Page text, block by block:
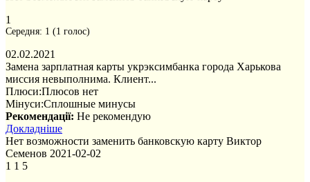
1
Середня: 1 (1 голос)
02.02.2021
Замена зарплатная карты укрэксимбанка города Харькова
миссия невыполнима. Клиент...
Плюси:Плюсов нет
Мінуси:Сплошные минусы
Рекомендації: Не рекомендую
Докладніше
Нет возможности заменить банковскую карту Виктор
Семенов 2021-02-02
1 1 5